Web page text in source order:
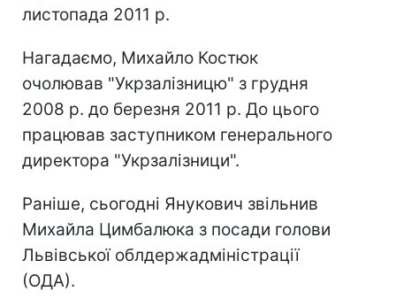
листопада 2011 р.
Нагадаємо, Михайло Костюк
очолював "Укрзалізницю" з грудня
2008 р. до березня 2011 р. До цього
працював заступником генерального
директора "Укрзалізници".
Раніше, сьогодні Янукович звільнив
Михайла Цимбалюка з посади голови
Львівської облдержадміністрації
(ОДА).